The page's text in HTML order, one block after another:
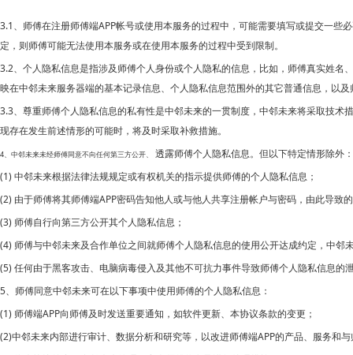
3.1、师傅在注册师傅端APP帐号或使用本服务的过程中，可能需要填写或提交一些
定，则师傅可能无法使用本服务或在使用本服务的过程中受到限制。
3.2、个人隐私信息是指涉及师傅个人身份或个人隐私的信息，比如，师傅真实姓
映在中邻未来服务器端的基本记录信息、个人隐私信息范围外的其它普通信息，以
3.3、尊重师傅个人隐私信息的私有性是中邻未来的一贯制度，中邻未来将采取技
现存在发生前述情形的可能时，将及时采取补救措施。
4、中邻未来未经师傅同意不向任何第三方公开、 透露师傅个人隐私信息。但以下特定情形除外：
(1) 中邻未来根据法律法规规定或有权机关的指示提供师傅的个人隐私信息；
(2) 由于师傅将其师傅端APP密码告知他人或与他人共享注册帐户与密码，由此导
(3) 师傅自行向第三方公开其个人隐私信息；
(4) 师傅与中邻未来及合作单位之间就师傅个人隐私信息的使用公开达成约定，中邻
(5) 任何由于黑客攻击、电脑病毒侵入及其他不可抗力事件导致师傅个人隐私信息的
5、师傅同意中邻未来可在以下事项中使用师傅的个人隐私信息：
(1) 师傅端APP向师傅及时发送重要通知，如软件更新、本协议条款的变更；
(2)中邻未来内部进行审计、数据分析和研究等，以改进师傅端APP的产品、服务和